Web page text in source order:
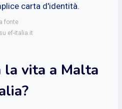
carta d'identità.
fonte
ef-italia.it
la vita a Malta